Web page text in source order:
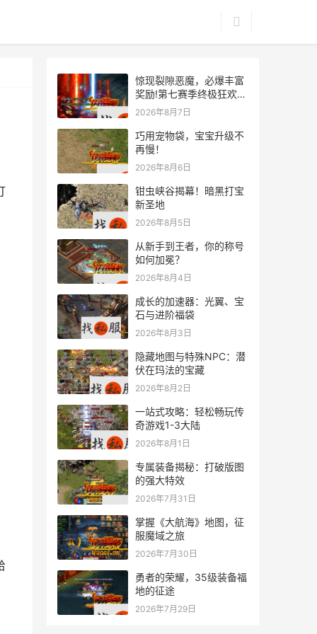
惊现裂隙恶魔，必爆丰富
奖励!第七赛季终极狂欢来
袭
2026年8月7日
巧用宠物袋，宝宝升级不
再慢！
2026年8月6日
钳虫峡谷揭幕！暗黑打宝
新圣地
2026年8月5日
从新手到王者，你的称号
如何加冕？
2026年8月4日
成长的加速器：光翼、宝
石与进阶福袋
2026年8月3日
隐藏地图与特殊NPC：潜
伏在玛法的宝藏
2026年8月2日
一站式攻略：轻松畅玩传
奇游戏1-3大陆
2026年8月1日
专属装备揭秘：打破版图
的强大特效
2026年7月31日
掌握《大航海》地图，征
服魔域之旅
2026年7月30日
勇者的荣耀，35级装备福
地的征途
2026年7月29日